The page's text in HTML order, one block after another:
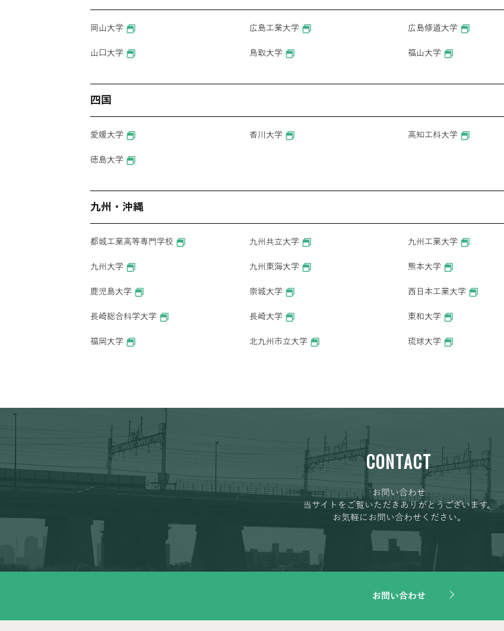
岡山大学 広島工業大学 広島修道大学
山口大学 鳥取大学 福山大学
四国
愛媛大学 香川大学 高知工科大学
徳島大学
九州・沖縄
都城工業高等専門学校 九州共立大学 九州工業大学
九州大学 九州東海大学 熊本大学
鹿児島大学 崇城大学 西日本工業大学
長崎総合科学大学 長崎大学 東和大学
福岡大学 北九州市立大学 琉球大学
CONTACT
お問い合わせ
当サイトをご覧いただきありがとうございます。
お気軽にお問い合わせください。
お問い合わせ